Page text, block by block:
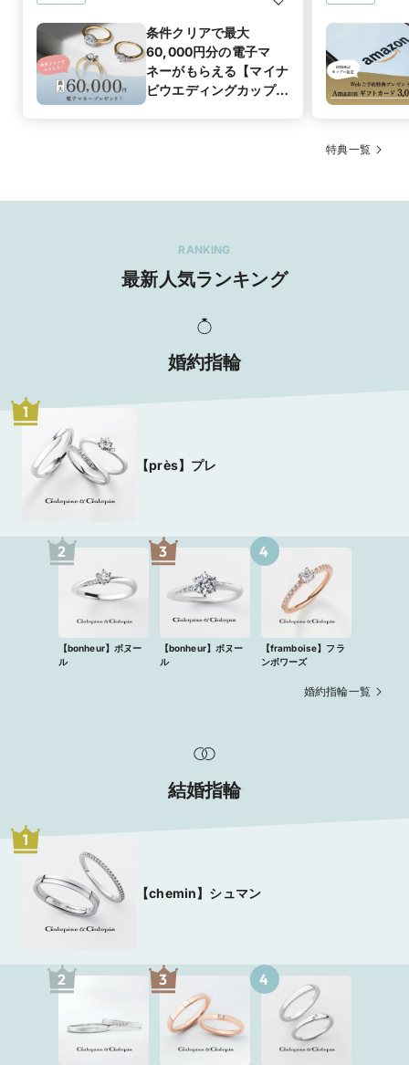
条件クリアで最大
60,000円分の電子マ
ネーがもらえる【マイナ
ビウエディングカップル
特典一覧
RANKING
最新人気ランキング
婚約指輪
1
【près】プレ
2
【bonheur】ボヌー
ル
3
【bonheur】ボヌー
ル
4
【framboise】フラ
ンボワーズ
婚約指輪一覧
結婚指輪
1
【chemin】シュマン
2 3 4